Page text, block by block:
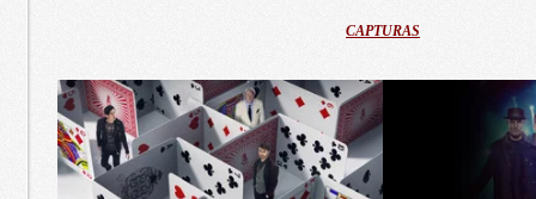
CAPTURAS